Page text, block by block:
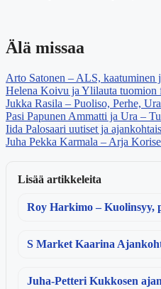
Älä missaa
Arto Satonen – ALS, kaatuminen
Helena Koivu ja Ylilauta tuomion
Jukka Rasila – Puoliso, Perhe,
Pasi Papunen Ammatti ja Ura –
Iida Palosaari uutiset ja
Juha Pekka Karmala – Arja
Lisää artikkeleita
Roy Harkimo – Kuolinsyy,
S Market Kaarina
Juha-Petteri Kukkosen